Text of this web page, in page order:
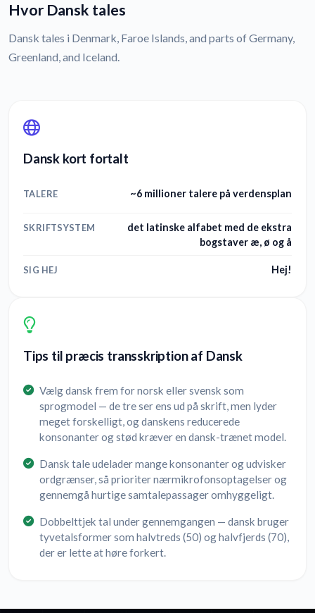
Hvor Dansk tales
Dansk tales i Denmark, Faroe Islands, and parts of Germany,
Greenland, and Iceland.
Dansk kort fortalt
TALERE ~6 millioner talere på verdensplan
SKRIFTSYSTEM
det latinske alfabet med de ekstra
bogstaver æ, ø og å
SIG HEJ Hej!
Tips til præcis transskription af Dansk
Vælg dansk frem for norsk eller svensk som
sprogmodel — de tre ser ens ud på skrift, men lyder
meget forskelligt, og danskens reducerede
konsonanter og stød kræver en dansk-trænet model.
Dansk tale udelader mange konsonanter og udvisker
ordgrænser, så prioriter nærmikrofonsoptagelser og
gennemgå hurtige samtalepassager omhyggeligt.
Dobbelttjek tal under gennemgangen — dansk bruger
tyvetalsformer som halvtreds (50) og halvfjerds (70),
der er lette at høre forkert.